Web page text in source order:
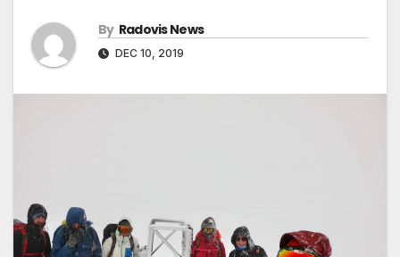
By Radovis News
DEC 10, 2019